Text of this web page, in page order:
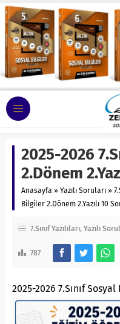
2025-2026
2.Dönem
Anasayfa » Yazılı Soruları »
Bilgiler 2.Dönem 2.Yazılı 10
7.Sınıf Yazılıları Yazılı
787
2025-2026 7.Sınıf